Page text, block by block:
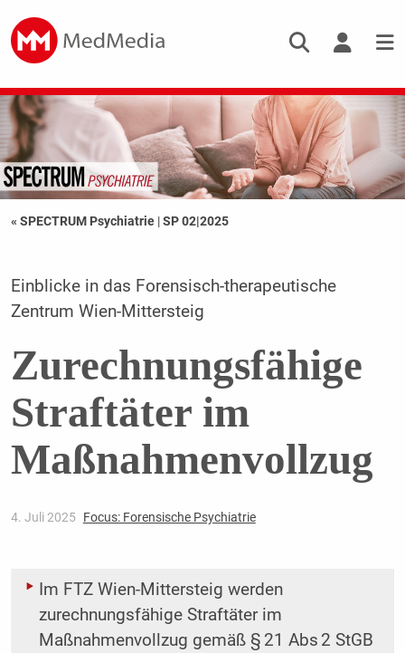
« SPECTRUM Psychiatrie |SP 02|2025
Einblicke in das Forensisch-therapeutische
Zentrum Wien-Mittersteig
Zurechnungsfähige
Straftäter im
Maßnahmenvollzug
4. Juli 2025 Focus: Forensische Psychiatrie
Im FTZ Wien-Mittersteig werden
zurechnungsfähige Straftäter im
Maßnahmenvollzug gemäß § 21 Abs 2 StGB